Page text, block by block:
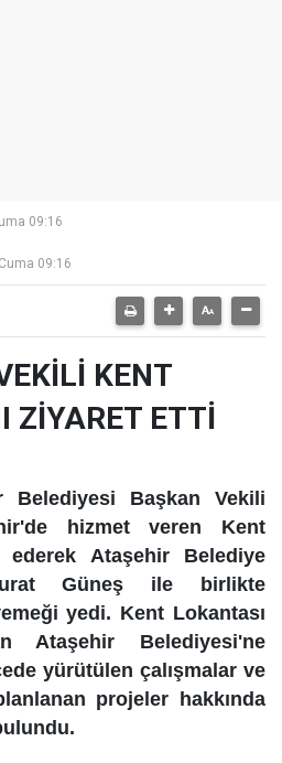
09:16
09:16
KENT
ZİYARET ETTİ
Belediyesi Başkan Vekili
hizmet veren Kent
ederek Ataşehir Belediye
Güneş ile birlikte
yedi. Kent Lokantası
Ataşehir Belediyesi'ne
yürütülen çalışmalar ve
projeler hakkında